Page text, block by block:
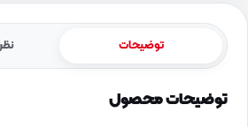
توضیحات
توضیحات محصول